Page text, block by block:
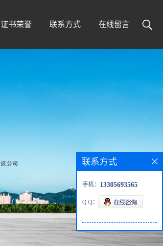
证书荣誉 联系方式 在线留言
联系方式
手机： 13305693565
Q Q：